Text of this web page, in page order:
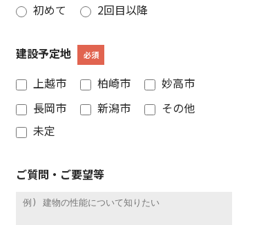
初めて 2回目以降
建設予定地 必須
上越市 柏崎市
妙高市
長岡市
新潟市
その他
未定
ご質問・ご要望等